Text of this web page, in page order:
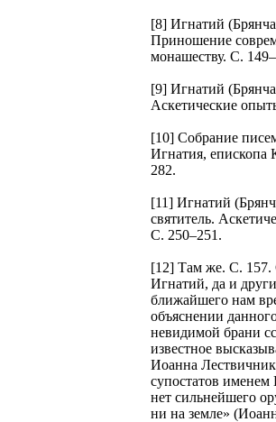
[8] Игнатий
Приношение
монашеству. С.
[9] Игнатий
Аскетические
[10] Собрание
Игнатия, епископа
282.
[11] Игнатий
святитель.
С. 250–251.
[12] Там же. С. 157.
Игнатий, да и
ближайшего нам
объяснении
невидимой брани
известное
Иоанна
супостатов
нет сильнейшего
ни на земле»